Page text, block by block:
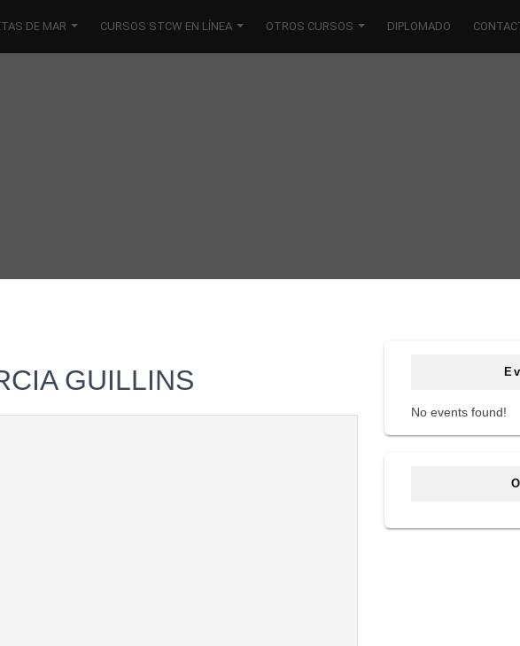
DE MAR CURSOS STCW EN LÍNEA OTROS CURSOS DIPLOMADO
GUILLINS
No events found!